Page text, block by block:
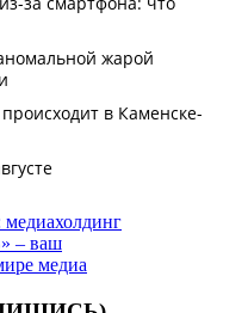
– ваш
медиа